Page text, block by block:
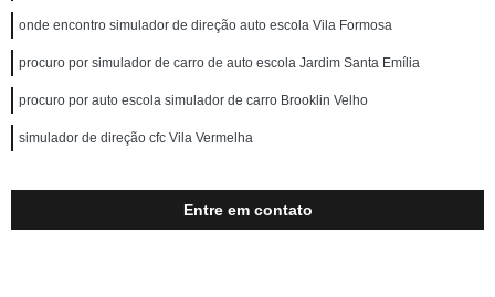
onde encontro simulador de direção auto escola Vila Formosa
procuro por simulador de carro de auto escola Jardim Santa Emília
procuro por auto escola simulador de carro Brooklin Velho
simulador de direção cfc Vila Vermelha
Entre em contato